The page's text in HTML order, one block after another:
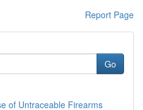
Report Page
Go
of Untraceable Firearms